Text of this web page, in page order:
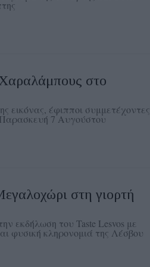
στο
εικόνας, έφιπποι συμμετέχοντες
7 Αυγούστου
στη γιορτή
εκδήλωση του Taste Lesvos με
φυσική κληρονομιά της Λέσβου